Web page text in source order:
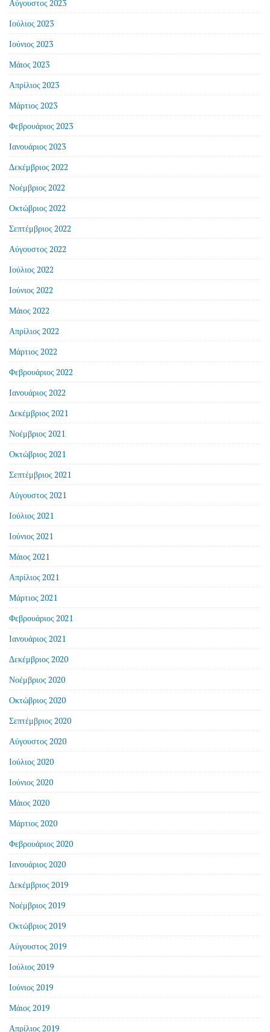
Αύγουστος 2023
Ιούλιος 2023
Ιούνιος 2023
Μάιος 2023
Απρίλιος 2023
Μάρτιος 2023
Φεβρουάριος 2023
Ιανουάριος 2023
Δεκέμβριος 2022
Νοέμβριος 2022
Οκτώβριος 2022
Σεπτέμβριος 2022
Αύγουστος 2022
Ιούλιος 2022
Ιούνιος 2022
Μάιος 2022
Απρίλιος 2022
Μάρτιος 2022
Φεβρουάριος 2022
Ιανουάριος 2022
Δεκέμβριος 2021
Νοέμβριος 2021
Οκτώβριος 2021
Σεπτέμβριος 2021
Αύγουστος 2021
Ιούλιος 2021
Ιούνιος 2021
Μάιος 2021
Απρίλιος 2021
Μάρτιος 2021
Φεβρουάριος 2021
Ιανουάριος 2021
Δεκέμβριος 2020
Νοέμβριος 2020
Οκτώβριος 2020
Σεπτέμβριος 2020
Αύγουστος 2020
Ιούλιος 2020
Ιούνιος 2020
Μάιος 2020
Μάρτιος 2020
Φεβρουάριος 2020
Ιανουάριος 2020
Δεκέμβριος 2019
Νοέμβριος 2019
Οκτώβριος 2019
Αύγουστος 2019
Ιούλιος 2019
Ιούνιος 2019
Μάιος 2019
Απρίλιος 2019